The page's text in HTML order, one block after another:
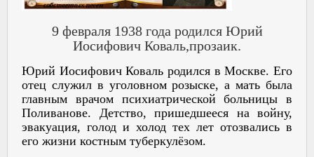
9 февраля 1938 года родился Юрий
Иосифович Коваль,прозаик.
Юрий Иосифович Коваль родился в Москве. Его
отец служил в уголовном розыске, а мать была
главным врачом психиатрической больницы в
Поливанове. Детство, пришедшееся на войну,
эвакуация, голод и холод тех лет отозвались в
его жизни костным туберкулёзом.